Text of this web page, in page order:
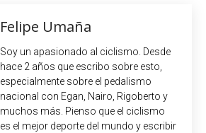
Felipe Umaña
Soy un apasionado al ciclismo. Desde
hace 2 años que escribo sobre esto,
especialmente sobre el pedalismo
nacional con Egan, Nairo, Rigoberto y
muchos más. Pienso que el ciclismo
es el mejor deporte del mundo y escribir